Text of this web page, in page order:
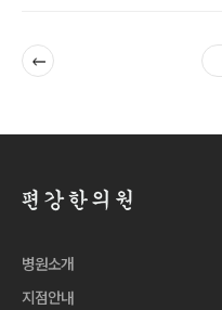
이전
병원소개
지점안내